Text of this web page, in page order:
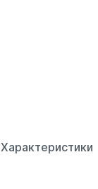
Характеристики